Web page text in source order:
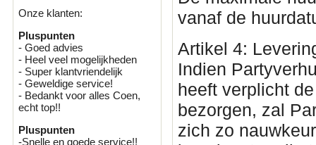
Onze klanten:
Pluspunten
- Goed advies
- Heel veel mogelijkheden
- Super klantvriendelijk
- Geweldige service!
- Bedankt voor alles Coen,
echt top!!
Pluspunten
-Snelle en goede service!!
vanaf de
Artikel 4:
Indien
heeft verplicht
bezorgen, zal
zich zo